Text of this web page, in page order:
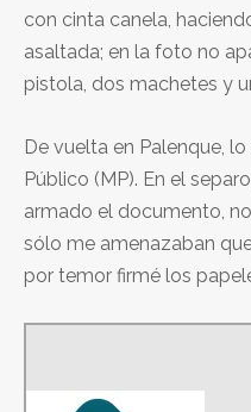
con cinta canela,
asaltada; en la foto no
pistola, dos machetes y
De vuelta en Palenque,
Público (MP). En el
armado el documento,
sólo me amenazaban
por temor firmé los